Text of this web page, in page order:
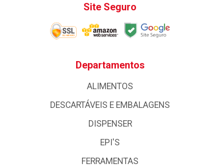
Site Seguro
Departamentos
ALIMENTOS
DESCARTÁVEIS E EMBALAGENS
DISPENSER
EPI'S
FERRAMENTAS